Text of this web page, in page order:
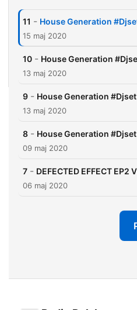
11 - House Generation
15 maj 2020
10 - House Generation
13 maj 2020
9 - House Generation
13 maj 2020
8 - House Generation #Djset
09 maj 2020
7 - DEFECTED EFFECT EP2
06 maj 2020